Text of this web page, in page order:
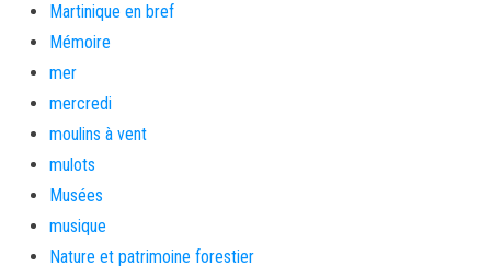
Martinique en bref
Mémoire
mer
mercredi
moulins à vent
mulots
Musées
musique
Nature et patrimoine forestier